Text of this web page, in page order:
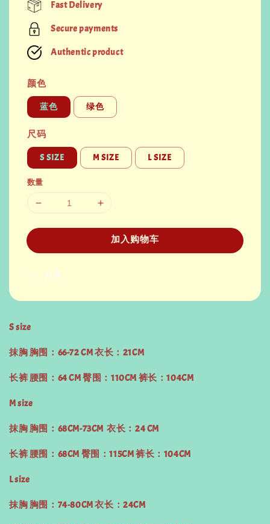
Fast Delivery
Secure payments
Authentic product
颜色
蓝色 绿色
尺码
S SIZE M SIZE L SIZE
数量
加入购物车
分享
S size
抹胸 胸围：66-72 CM 衣长：21CM
长裤 腰围：64 CM 臀围：110CM 裤长：104CM
M size
抹胸 胸围：68CM-73CM 衣长：24 CM
长裤 腰围：68CM 臀围：115CM 裤长：104CM
L size
抹胸 胸围：74-80CM 衣长：24CM